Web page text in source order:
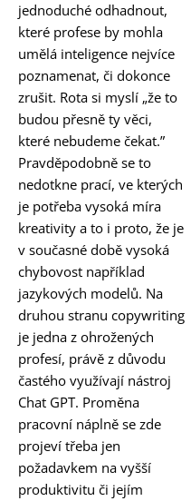
jednoduché odhadnout,
které profese by mohla
umělá inteligence nejvíce
poznamenat, či dokonce
zrušit. Rota si myslí „že to
budou přesně ty věci,
které nebudeme čekat.”
Pravděpodobně se to
nedotkne prací, ve kterých
je potřeba vysoká míra
kreativity a to i proto, že je
v současné době vysoká
chybovost například
jazykových modelů. Na
druhou stranu copywriting
je jedna z ohrožených
profesí, právě z důvodu
častého využívají nástroj
Chat GPT. Proměna
pracovní náplně se zde
projeví třeba jen
požadavkem na vyšší
produktivitu či jejím